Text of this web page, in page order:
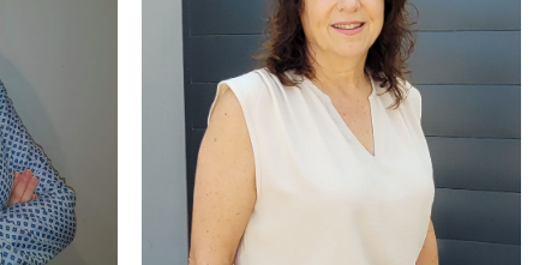
en
y
y
enfrenta a esta nueva etapa con
ilusión y determinación . Se
considera una persona optimista,
luchadora y resolutiva ante la
adversidad. Le encanta la música
porque como dice una famosa frase:
“Cuando se acaban las palabras,
empieza la música”.